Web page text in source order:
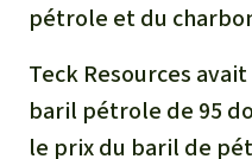
pétrole et du
Teck Resources
baril pétrole de 95
le prix du baril de